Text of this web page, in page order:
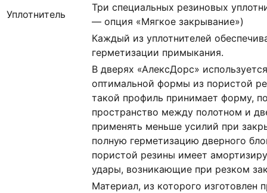
Уплотнитель
Три специальных резиновых
— опция «Мягкое закрывание»)
Каждый из уплотнителей
герметизации примыкания.
В дверях «АлексДорс»
оптимальной формы из пористой
такой профиль принимает форму,
пространство между полотном и
применять меньше усилий при
полную герметизацию дверного
пористой резины имеет
удары, возникающие при резком
Материал, из которого изготовлен